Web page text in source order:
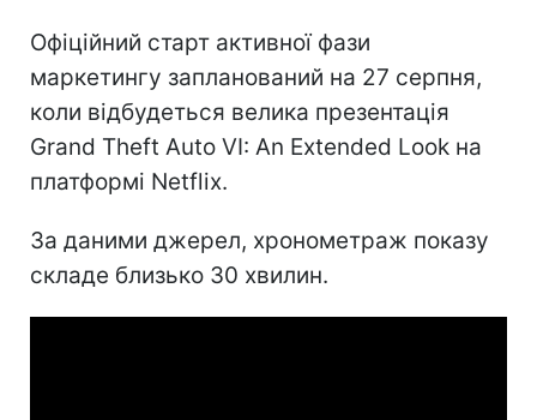
Офіційний старт активної фази
маркетингу запланований на 27 серпня,
коли відбудеться велика презентація
Grand Theft Auto VI: An Extended Look на
платформі Netflix.
За даними джерел, хронометраж показу
складе близько 30 хвилин.